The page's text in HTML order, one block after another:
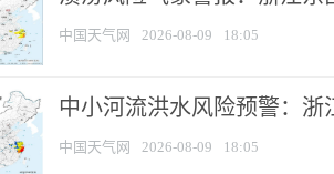
中国天气网 2026-08-09 18:05
中小河流洪水风险预警：
中国天气网 2026-08-09 18:05